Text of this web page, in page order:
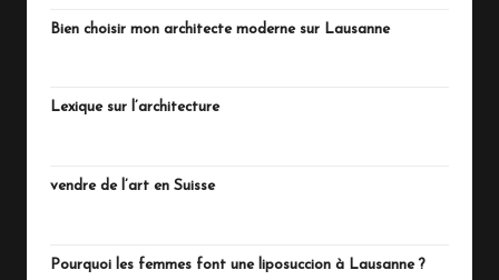
Bien choisir mon architecte moderne sur Lausanne
Lexique sur l’architecture
vendre de l’art en Suisse
Pourquoi les femmes font une liposuccion à Lausanne ?